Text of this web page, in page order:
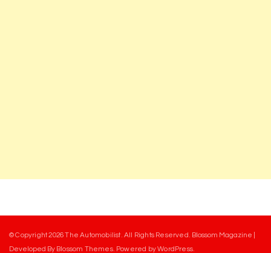
© Copyright 2026The Automobilist. All Rights Reserved. Blossom Magazine |
Developed By Blossom Themes. Powered byWordPress